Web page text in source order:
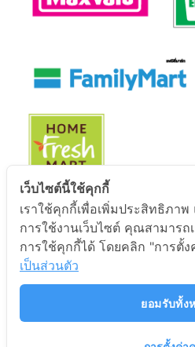
นโยบายการคุ้มครอง
นโยบายการคุ้มครองข้อมูลส่วนบุ
เว็บไซต์นี้ใช้คุกกี้
เราใช้คุกกี้เพื่อเพิ่มประสิทธิภา
การใช้งานเว็บไซต์ คุณสามารถ
การใช้คุกกี้ได้ โดยคลิก "การตั้
เป็นส่วนตัว
ยอมรับทั้ง